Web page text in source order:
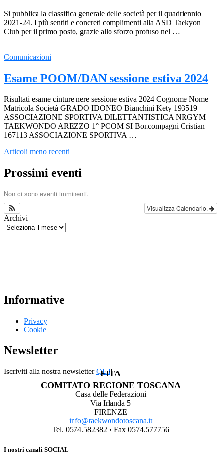
Si pubblica la classifica generale delle società per il quadriennio
2021-24. I più sentiti e concreti complimenti alla ASD Taekyon
Club per il primo posto, grazie allo sforzo profuso nel …
Comunicazioni
Esame POOM/DAN sessione estiva 2024
Risultati esame cinture nere sessione estiva 2024 Cognome Nome
Matricola Società GRADO IDONEO Bianchini Kety 193519
ASSOCIAZIONE SPORTIVA DILETTANTISTICA NRGYM
TAEKWONDO AREZZO 1° POOM SI Boncompagni Cristian
167113 ASSOCIAZIONE SPORTIVA …
Navigazione
articoli
Articoli meno recenti
Prossimi eventi
Non ci sono eventi imminenti.
Visualizza Calendario.
Archivi
Informative
Privacy
Cookie
Newsletter
Iscriviti alla nostra newsletterQUI!
FITA
COMITATO REGIONE TOSCANA
Casa delle Federazioni
Via Irlanda 5
FIRENZE
info@taekwondotoscana.it
Tel. 0574.582382 • Fax 0574.577756
I nostri canali SOCIAL